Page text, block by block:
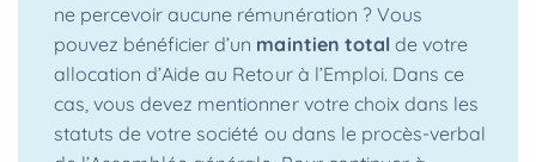
ne percevoir aucune rémunération ? Vous
pouvez bénéficier d’un maintien total de votre
allocation d’Aide au Retour à l’Emploi. Dans ce
cas, vous devez mentionner votre choix dans les
statuts de votre société ou dans le procès-verbal